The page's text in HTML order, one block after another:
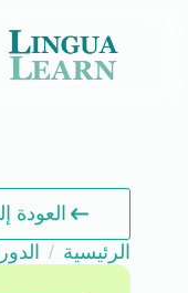
العودة
الرئيسية